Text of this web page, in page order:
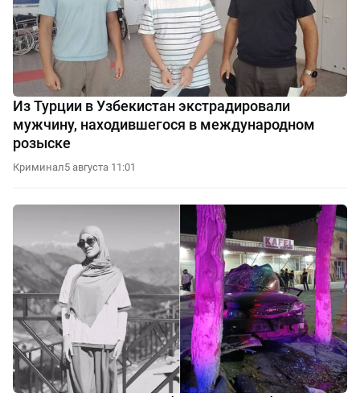
Из Турции в Узбекистан экстрадировали
мужчину, находившегося в международном
розыске
Криминал5 августа 11:01